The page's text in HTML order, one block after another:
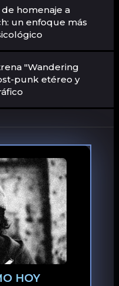
homenaje a
un enfoque más
"Wandering
punk etéreo y
HOY